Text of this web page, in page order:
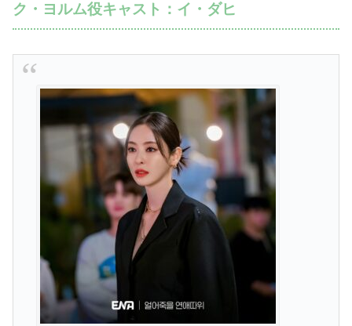
ク・ヨルム役キャスト：イ・ダヒ